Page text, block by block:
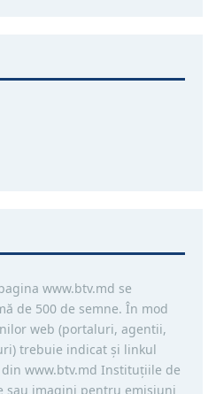
www.btv.md se
de 500 de semne. În mod
web (portaluri, agentii,
trebuie indicat şi linkul
www.btv.md Instituţiile de
sau imagini pentru emisiuni